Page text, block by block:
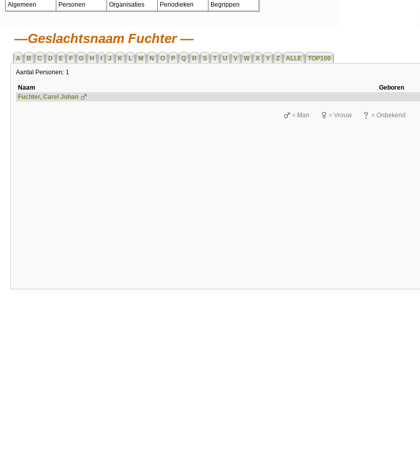
Algemeen Personen Organisaties Periodieken Begrippen
Geslachtsnaam Fuchter
A B C D E F G H J K L M N O P Q R S T U V W X Y Z ALLE
TOP100
Aantal Personen: 1
Naam Geboren
Fuchter, Carel Johan
= Man = Vrouw = Onbekend